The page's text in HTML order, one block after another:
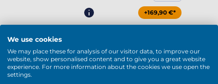
+169,90 €*
4000Gb HDD 7200rpm (3.5'')
We use cookies
We may place these for analysis of our visitor data, to improve our
website, show personalised content and to give you a great website
experience. For more information about the cookies we use open the
settings.